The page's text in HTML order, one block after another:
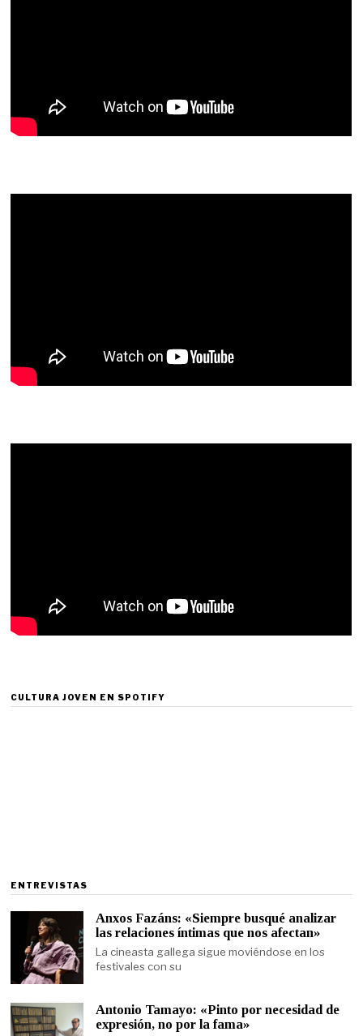
CULTURA JOVEN EN SPOTIFY
ENTREVISTAS
Anxos Fazáns: «Siempre busqué analizar
las relaciones íntimas que nos afectan»
La cineasta gallega sigue moviéndose en los
festivales con su
Antonio Tamayo: «Pinto por necesidad de
expresión, no por la fama»